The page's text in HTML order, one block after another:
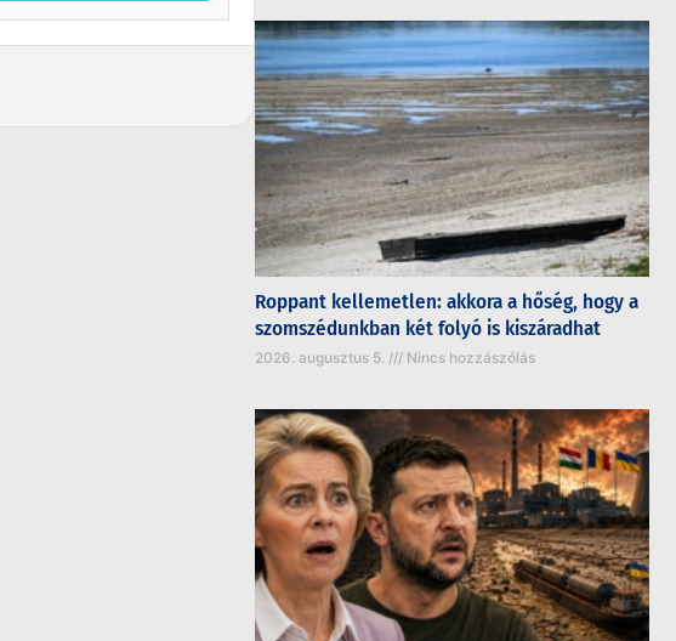
Roppant kellemetlen: akkora a hőség, hogy a
szomszédunkban két folyó is kiszáradhat
2026. augusztus 5. Nincs hozzászólás